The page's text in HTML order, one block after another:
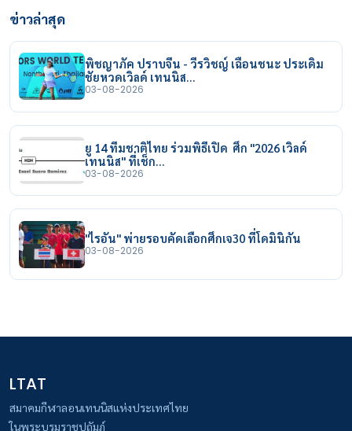
ข่าวล่าสุด
พิชญาภัค ปราบจีน - วีรวิชญ์ เฉือนชนะ ประเดิม
ชัยหวดเวิลด์ เทนนิส…
03-08-2026
ยู 14 ทีมชาติไทย ร่วมพิธีเปิด ศึก "2026 เวิลด์
เทนนิส" ที่เช็ก…
03-08-2026
"ไรอัน" พ่ายรอบคัดเลือกศึกเจ30 ที่โดมินิกัน
03-08-2026
LTAT
สมาคมกีฬาลอนเทนนิสแห่งประเทศไทย
ในพระบรมราชูปถัมภ์